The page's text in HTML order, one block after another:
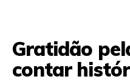
Gratidão
contar